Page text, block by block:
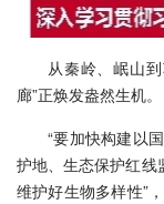
从秦岭、岷山
廊”正焕发盎然生机。
“要加快构建以
护地、生态保护红线
维护好生物多样性”